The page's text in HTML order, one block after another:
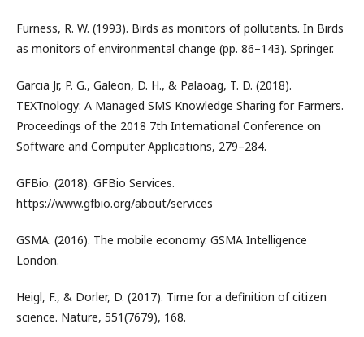
Furness, R. W. (1993). Birds as monitors of pollutants. In Birds
as monitors of environmental change (pp. 86–143). Springer.
Garcia Jr, P. G., Galeon, D. H., & Palaoag, T. D. (2018).
TEXTnology: A Managed SMS Knowledge Sharing for Farmers.
Proceedings of the 2018 7th International Conference on
Software and Computer Applications, 279–284.
GFBio. (2018). GFBio Services.
https://www.gfbio.org/about/services
GSMA. (2016). The mobile economy. GSMA Intelligence
London.
Heigl, F., & Dorler, D. (2017). Time for a definition of citizen
science. Nature, 551(7679), 168.